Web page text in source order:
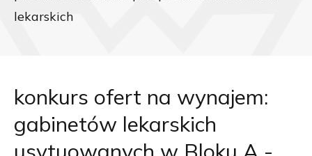
lekarskich
konkurs ofert na wynajem:
gabinetów lekarskich